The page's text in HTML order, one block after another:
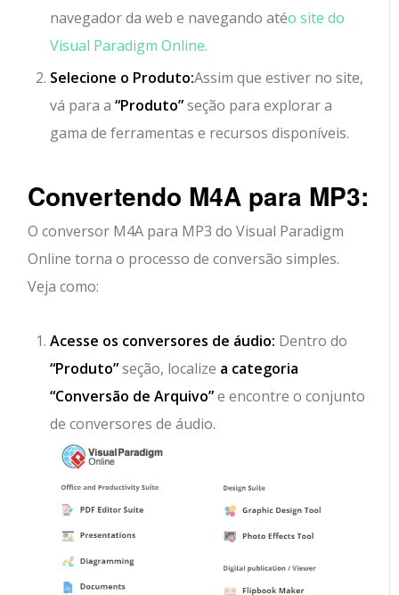
navegador da web e navegando atéo site do
Visual Paradigm Online.
Selecione o Produto:Assim que estiver no site,
vá para a “Produto”seção para explorar a
gama de ferramentas e recursos disponíveis.
Convertendo M4A para MP3:
O conversor M4A para MP3 do Visual Paradigm
Online torna o processo de conversão simples.
Veja como:
Acesse os conversores de áudio: Dentro do
“Produto”seção, localize a categoria
“Conversão de Arquivo”e encontre o conjunto
de conversores de áudio.